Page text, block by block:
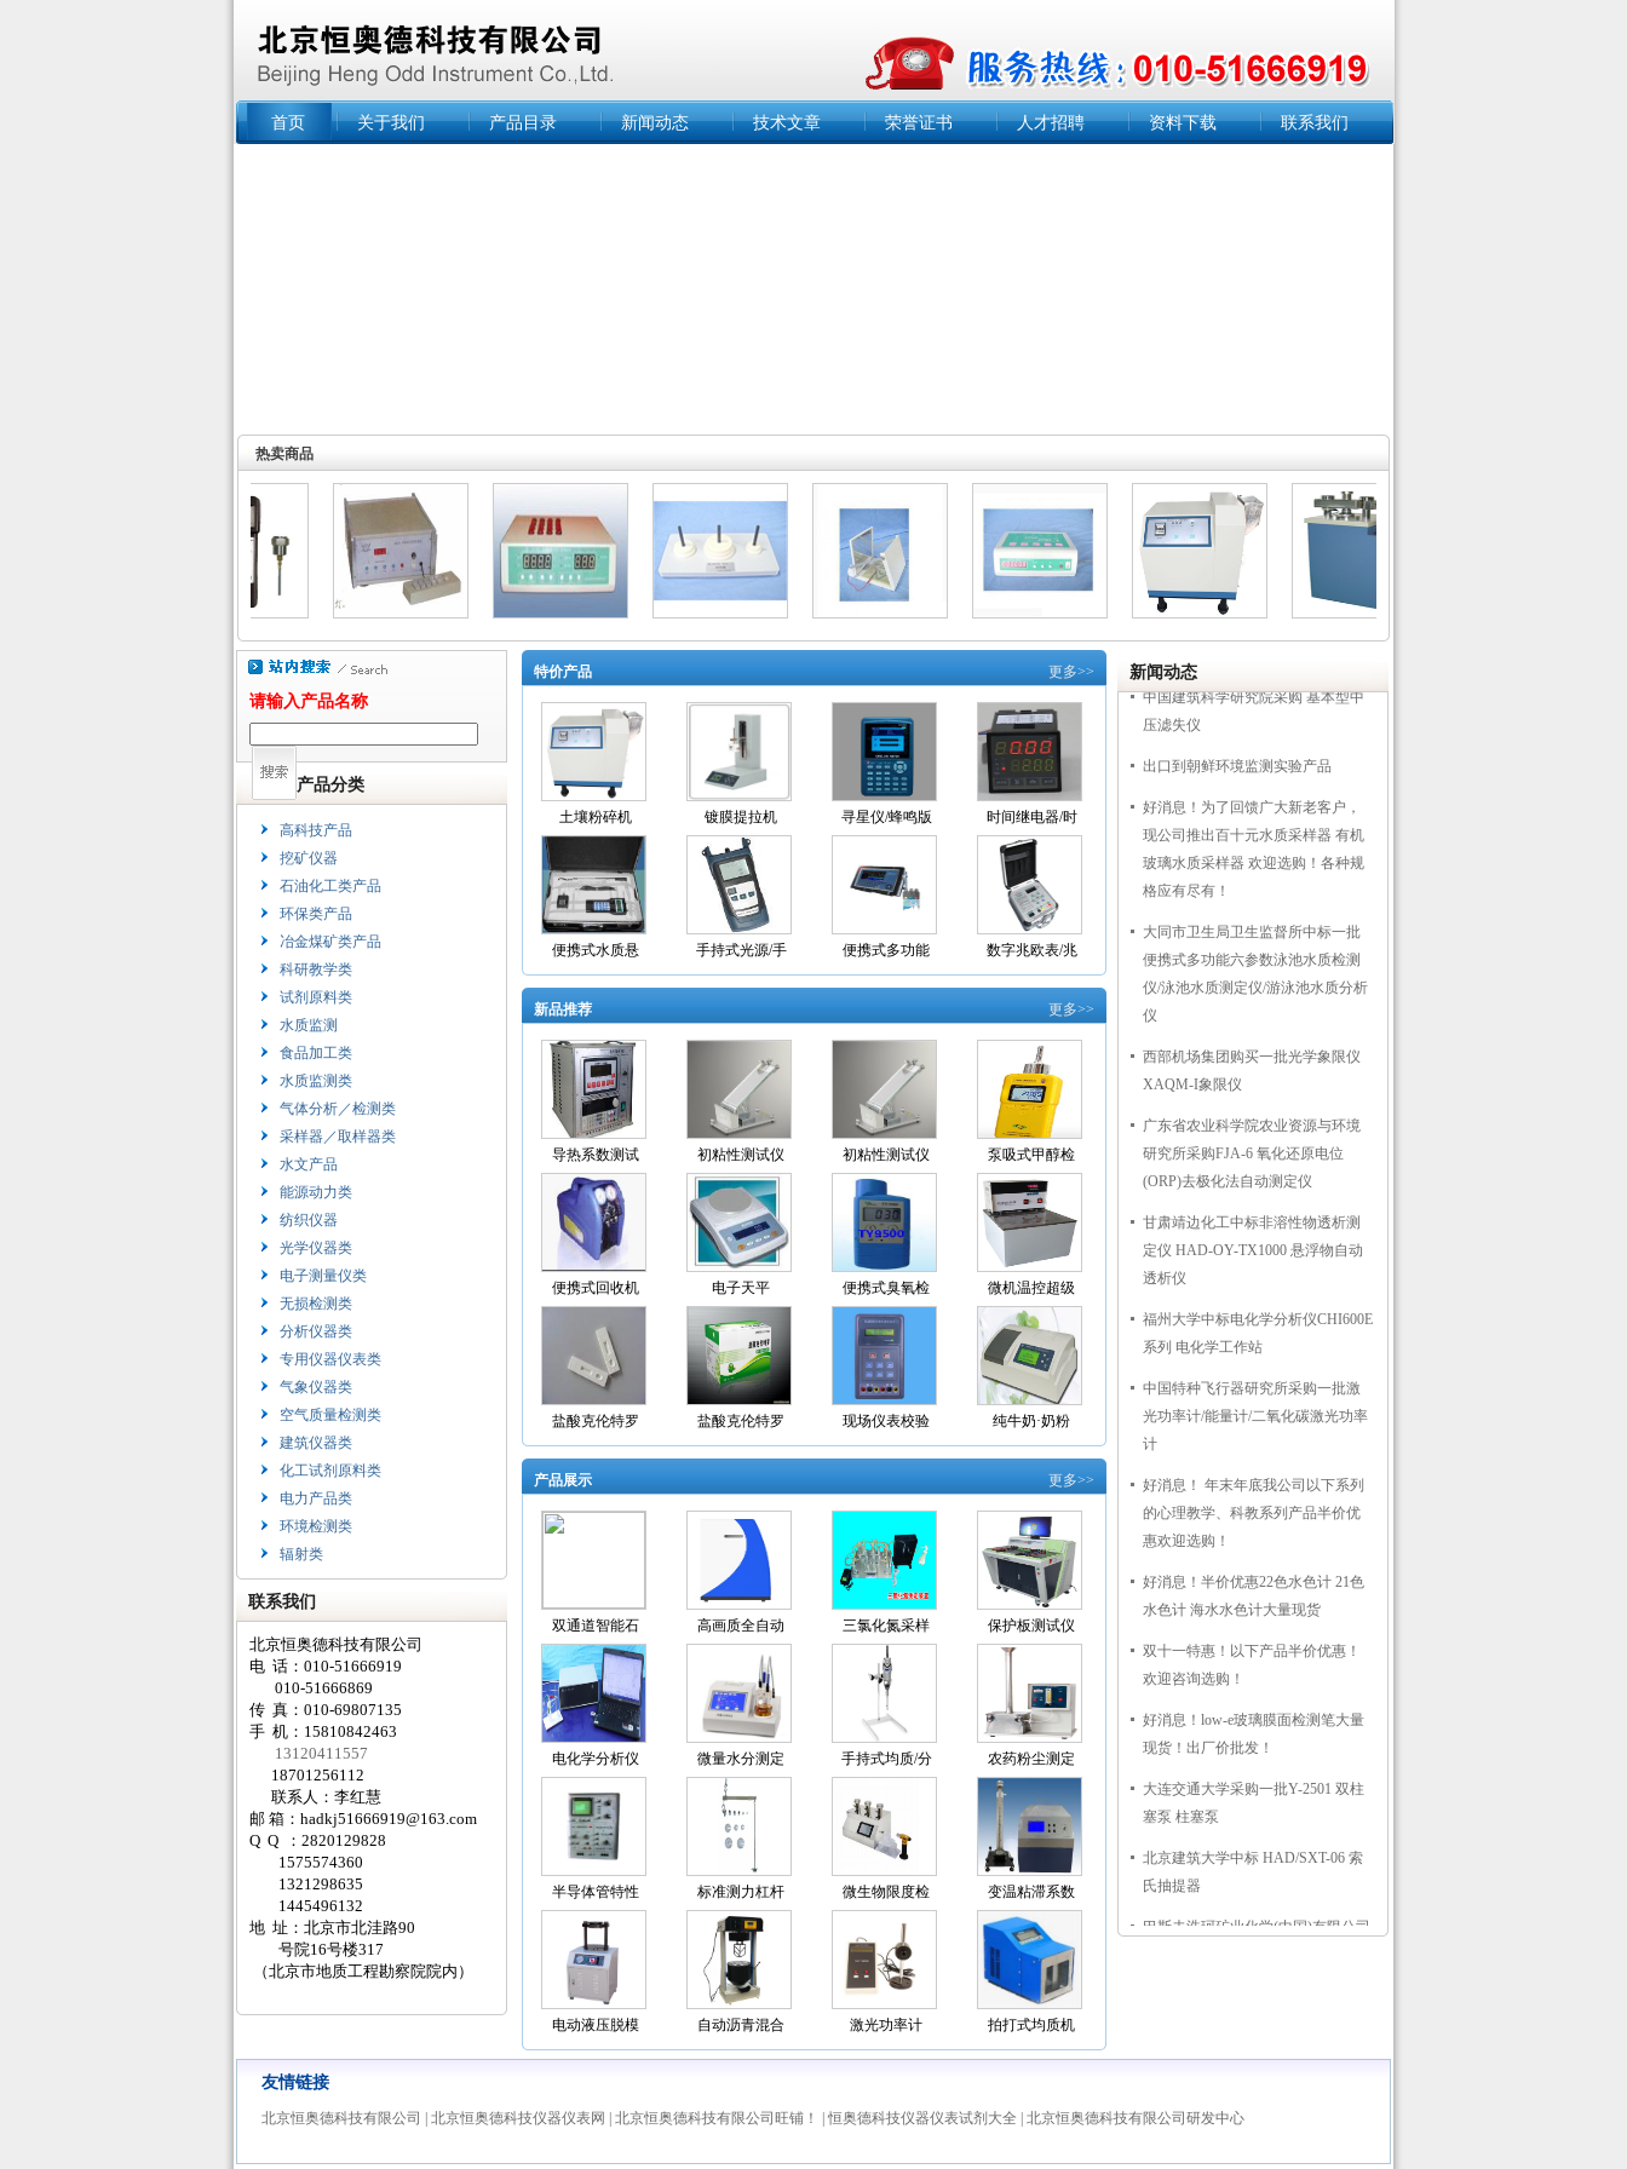
首页 关于我们 产品目录 新闻动态 技术文章 荣誉证书 人才招聘 资料下载 联系我们
热卖商品
请输入产品名称
产品分类
高科技产品
挖矿仪器
石油化工类产品
环保类产品
冶金煤矿类产品
科研教学类
试剂原料类
水质监测
食品加工类
水质监测类
气体分析／检测类
采样器／取样器类
水文产品
能源动力类
纺织仪器
光学仪器类
电子测量仪类
无损检测类
分析仪器类
专用仪器仪表类
气象仪器类
空气质量检测类
建筑仪器类
化工试剂原料类
电力产品类
环境检测类
辐射类
联系我们
北京恒奥德科技有限公司
电 话：010-51666919
010-51666869
传 真：010-69807135
手 机：15810842463
13120411557
18701256112
联系人：李红慧
邮 箱： hadkj51666919@163.com
Q Q ：2820129828
1575574360
1321298635
1445496132
地 址：北京市北洼路90
号院16号楼317
（北京市地质工程勘察院院内）
特价产品 更多>>
土壤粉碎机 镀膜提拉机 寻星仪/蜂鸣版 时间继电器/时
便携式水质悬 手持式光源/手 便携式多功能 数字兆欧表/兆
新品推荐 更多>>
导热系数测试 初粘性测试仪 初粘性测试仪 泵吸式甲醇检
便携式回收机 电子天平 便携式臭氧检 微机温控超级
盐酸克伦特罗 盐酸克伦特罗 现场仪表校验 纯牛奶·奶粉
产品展示 更多>>
双通道智能石 高画质全自动 三氯化氮采样 保护板测试仪
电化学分析仪 微量水分测定 手持式均质/分 农药粉尘测定
半导体管特性 标准测力杠杆 微生物限度检 变温粘滞系数
电动液压脱模 自动沥青混合 激光功率计 拍打式均质机
新闻动态
欢迎咨询选购！
好消息！low-e玻璃膜面检测笔大量
现货！出厂价批发！
03
深圳大学中标非接触式测温仪CM-
HDIR-1C（0-1000°）
北京施博林格中标 Sampl'air pro 浮游
菌采样器
广东量晶光电科技有限公司采购椭
圆偏振测厚仪
压滤失仪
出口到朝鲜环境监测实验产品
好消息！为了回馈广大新老客户，
现公司推出百十元水质采样器 有机
玻璃水质采样器 欢迎选购！各种规
格应有尽有！
大同市卫生局卫生监督所中标一批
便携式多功能六参数泳池水质检测
仪/泳池水质测定仪/游泳池水质分析
仪
西部机场集团购买一批光学象限仪
XAQM-I象限仪
广东省农业科学院农业资源与环境
研究所采购FJA-6 氧化还原电位
(ORP)去极化法自动测定仪
甘肃靖边化工中标非溶性物透析测
定仪 HAD-OY-TX1000 悬浮物自动
透析仪
福州大学中标电化学分析仪CHI600E
系列 电化学工作站
中国特种飞行器研究所采购一批激
光功率计/能量计/二氧化碳激光功率
计
好消息！ 年末年底我公司以下系列
的心理教学、科教系列产品半价优
惠欢迎选购！
好消息！半价优惠22色水色计 21色
水色计 海水水色计大量现货
双十一特惠！以下产品半价优惠！
欢迎咨询选购！
好消息！low-e玻璃膜面检测笔大量
现货！出厂价批发！
大连交通大学采购一批Y-2501 双柱
塞泵 柱塞泵
北京建筑大学中标 HAD/SXT-06 索
氏抽提器
巴斯夫浩珂矿业化学(中国)有限公司
HDIR-1C（0-1000°）
友情链接
北京恒奥德科技有限公司 北京恒奥德科技仪器仪表网 北京恒奥德科技有限公司旺铺！ 恒奥德科技仪器仪表试剂大全 北京恒奥德科技有限公司研发中心